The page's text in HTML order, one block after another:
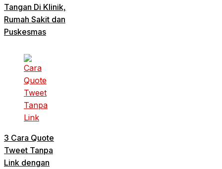
Tangan Di Klinik,
Rumah Sakit dan
Puskesmas
3 Cara Quote
Tweet Tanpa
Link dengan